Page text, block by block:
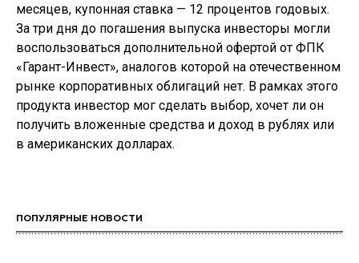
месяцев, купонная ставка — 12 процентов годовых.
За три дня до погашения выпуска инвесторы могли
воспользоваться дополнительной офертой от ФПК
«Гарант-Инвест», аналогов которой на отечественном
рынке корпоративных облигаций нет. В рамках этого
продукта инвестор мог сделать выбор, хочет ли он
получить вложенные средства и доход в рублях или
в американских долларах.
ПОПУЛЯРНЫЕ НОВОСТИ